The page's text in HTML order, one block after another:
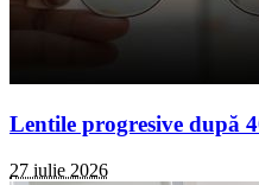
Lentile progresive după
27 iulie 2026